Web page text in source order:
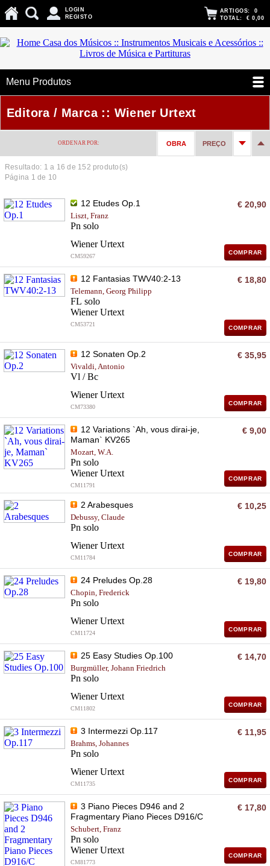
LOGIN
REGISTO
ARTIGOS: 0
TOTAL: € 0,00
Menu Produtos
Editora / Marca :: Wiener Urtext
ORDENAR POR: OBRA PREÇO
Resultado: 1 a 16 de 152 produto(s)
Página 1 de 10
12 Etudes Op.1
Liszt, Franz
Pn solo
Wiener Urtext
CM59267
€ 20,90
COMPRAR
12 Fantasias TWV40:2-13
Telemann, Georg Philipp
FL solo
Wiener Urtext
CM53721
€ 18,80
COMPRAR
12 Sonaten Op.2
Vivaldi, Antonio
Vl / Bc
Wiener Urtext
CM73380
€ 35,95
COMPRAR
12 Variations `Ah, vous dirai-je,
Maman` KV265
Mozart, W.A.
Pn solo
Wiener Urtext
CM11791
€ 9,00
COMPRAR
2 Arabesques
Debussy, Claude
Pn solo
Wiener Urtext
CM11784
€ 10,25
COMPRAR
24 Preludes Op.28
Chopin, Frederick
Pn solo
Wiener Urtext
CM11724
€ 19,80
COMPRAR
25 Easy Studies Op.100
Burgmüller, Johann Friedrich
Pn solo
Wiener Urtext
CM11802
€ 14,70
COMPRAR
3 Intermezzi Op.117
Brahms, Johannes
Pn solo
Wiener Urtext
CM11735
€ 11,95
COMPRAR
3 Piano Pieces D946 and 2
Fragmentary Piano Pieces D916/C
Schubert, Franz
Pn solo
Wiener Urtext
CM81773
€ 17,80
COMPRAR